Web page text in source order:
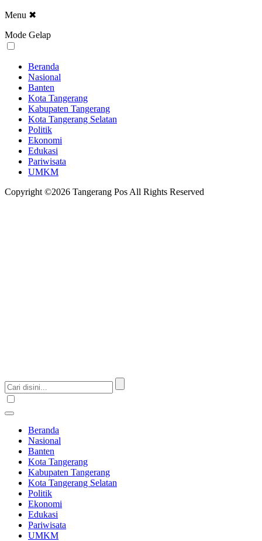
Menu ✖
Mode Gelap
Beranda
Nasional
Banten
Kota Tangerang
Kabupaten Tangerang
Kota Tangerang Selatan
Politik
Ekonomi
Edukasi
Pariwisata
UMKM
Copyright ©2026 Tangerang Pos All Rights Reserved
Beranda
Nasional
Banten
Kota Tangerang
Kabupaten Tangerang
Kota Tangerang Selatan
Politik
Ekonomi
Edukasi
Pariwisata
UMKM